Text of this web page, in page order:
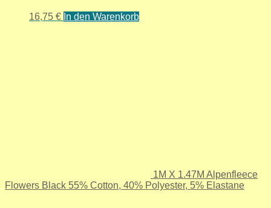
16,75 € In den Warenkorb
1M X 1.47M Alpenfleece
Flowers Black 55% Cotton, 40% Polyester, 5% Elastane